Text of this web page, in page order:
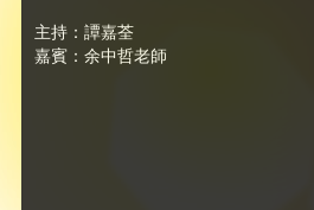
主持：譚嘉荃
嘉賓：余中哲老師